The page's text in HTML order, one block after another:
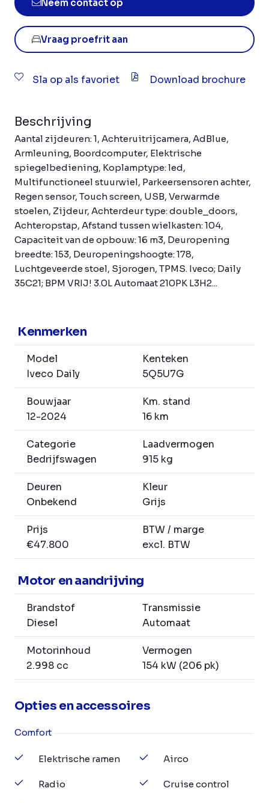
Neem contact op
Vraag proefrit aan
Sla op als favoriet Download brochure
Beschrijving
Aantal zijdeuren: 1, Achteruitrijcamera, AdBlue,
Armleuning, Boordcomputer, Elektrische
spiegelbediening, Koplamptype: led,
Multifunctioneel stuurwiel, Parkeersensoren achter,
Regen sensor, Touch screen, USB, Verwarmde
stoelen, Zijdeur, Achterdeur type: double_doors,
Achteropstap, Afstand tussen wielkasten: 104,
Capaciteit van de opbouw: 16 m3, Deuropening
breedte: 153, Deuropeningshoogte: 178,
Luchtgeveerde stoel, Sjorogen, TPMS. Iveco; Daily
35C21; BPM VRIJ! 3.0L Automaat 210PK L3H2...
Kenmerken
Model
Iveco Daily
Kenteken
5Q5U7G
Bouwjaar
12-2024
Km. stand
16 km
Categorie
Bedrijfswagen
Laadvermogen
915 kg
Deuren
Onbekend
Kleur
Grijs
Prijs
€47.800
BTW / marge
excl. BTW
Motor en aandrijving
Brandstof
Diesel
Transmissie
Automaat
Motorinhoud
2.998 cc
Vermogen
154 kW (206 pk)
Opties en accessoires
Comfort
Elektrische ramen
Radio
Airco
Cruise control